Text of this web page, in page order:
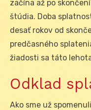
začína až po
štúdia. Doba
desať rokov od
predčasného
žiadosti sa táto
Odklad
Ako sme už